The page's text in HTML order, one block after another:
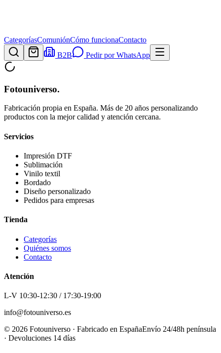
CategoríasComuniónCómo funcionaContacto
B2B
Pedir por WhatsApp
Fotouniverso.
Fabricación propia en España. Más de 20 años personalizando
productos con la mejor calidad y atención cercana.
Servicios
Impresión DTF
Sublimación
Vinilo textil
Bordado
Diseño personalizado
Pedidos para empresas
Tienda
Categorías
Quiénes somos
Contacto
Atención
L-V 10:30-12:30 / 17:30-19:00
info@fotouniverso.es
© 2026 Fotouniverso · Fabricado en EspañaEnvío 24/48h península
· Devoluciones 14 días